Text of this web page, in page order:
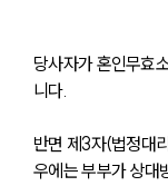
당사자가 혼인무효
니다.
반면 제3자(법정대
우에는 부부가 상대